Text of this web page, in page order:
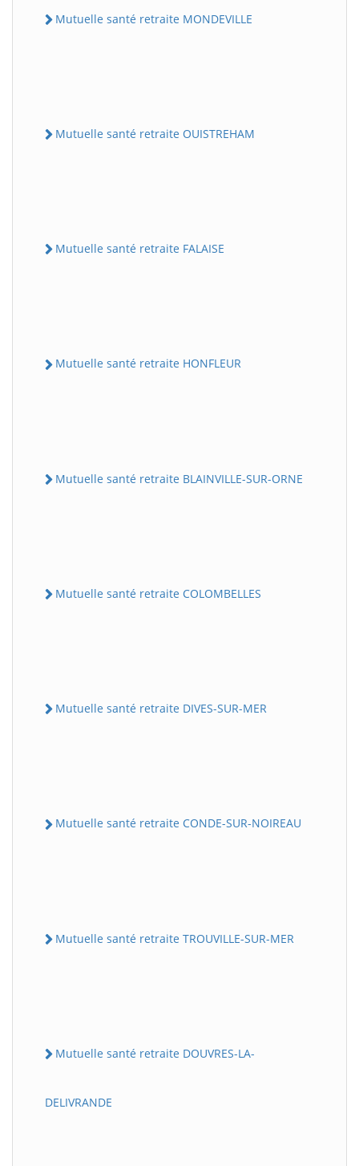
Mutuelle santé retraite MONDEVILLE
Mutuelle santé retraite OUISTREHAM
Mutuelle santé retraite FALAISE
Mutuelle santé retraite HONFLEUR
Mutuelle santé retraite BLAINVILLE-SUR-ORNE
Mutuelle santé retraite COLOMBELLES
Mutuelle santé retraite DIVES-SUR-MER
Mutuelle santé retraite CONDE-SUR-NOIREAU
Mutuelle santé retraite TROUVILLE-SUR-MER
Mutuelle santé retraite DOUVRES-LA-
DELIVRANDE